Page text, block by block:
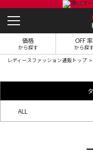
価格
から探す
OFF 率
から探す
レディースファッション通販トップ
ALL